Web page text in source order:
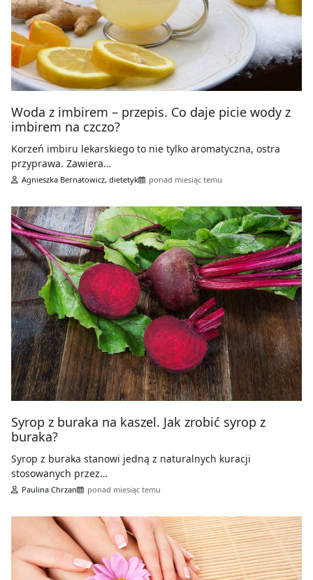
Woda z imbirem – przepis. Co daje picie wody z
imbirem na czczo?
Korzeń imbiru lekarskiego to nie tylko aromatyczna, ostra
przyprawa. Zawiera…
Agnieszka Bernatowicz, dietetyk ponad miesiąc temu
Syrop z buraka na kaszel. Jak zrobić syrop z
buraka?
Syrop z buraka stanowi jedną z naturalnych kuracji
stosowanych przez…
Paulina Chrzan ponad miesiąc temu